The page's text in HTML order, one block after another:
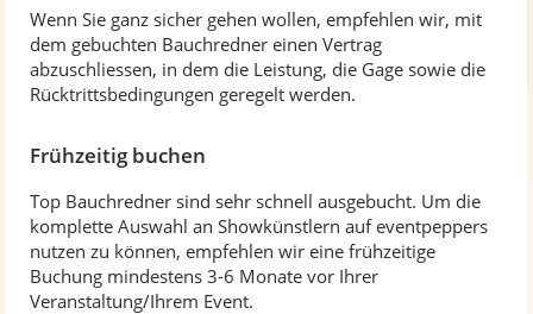
Wenn Sie ganz sicher gehen wollen, empfehlen wir, mit
dem gebuchten Bauchredner einen Vertrag
abzuschliessen, in dem die Leistung, die Gage sowie die
Rücktrittsbedingungen geregelt werden.
Frühzeitig buchen
Top Bauchredner sind sehr schnell ausgebucht. Um die
komplette Auswahl an Showkünstlern auf eventpeppers
nutzen zu können, empfehlen wir eine frühzeitige
Buchung mindestens 3-6 Monate vor Ihrer
Veranstaltung/Ihrem Event.